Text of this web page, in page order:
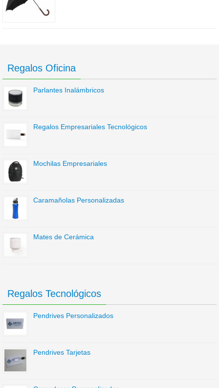
Regalos Oficina
Parlantes Inalámbricos
Regalos Empresariales Tecnológicos
Mochilas Empresariales
Caramañolas Personalizadas
Mates de Cerámica
Regalos Tecnológicos
Pendrives Personalizados
Pendrives Tarjetas